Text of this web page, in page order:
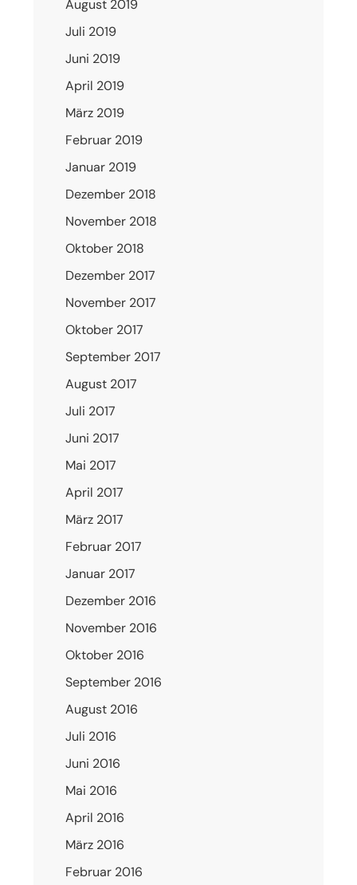
August 2019
Juli 2019
Juni 2019
April 2019
März 2019
Februar 2019
Januar 2019
Dezember 2018
November 2018
Oktober 2018
Dezember 2017
November 2017
Oktober 2017
September 2017
August 2017
Juli 2017
Juni 2017
Mai 2017
April 2017
März 2017
Februar 2017
Januar 2017
Dezember 2016
November 2016
Oktober 2016
September 2016
August 2016
Juli 2016
Juni 2016
Mai 2016
April 2016
März 2016
Februar 2016